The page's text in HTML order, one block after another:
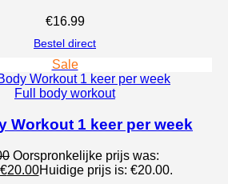
€16.99
Bestel direct
Sale
Full body workout
Workout 1 keer per week
Oorspronkelijke prijs was:
€20.00Huidige prijs is: €20.00.